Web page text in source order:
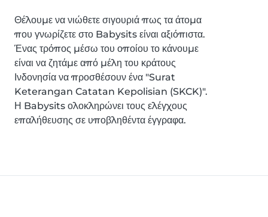
Θέλουμε να νιώθετε σιγουριά πως τα άτομα
που γνωρίζετε στο Babysits είναι αξιόπιστα.
Ένας τρόπος μέσω του οποίου το κάνουμε
είναι να ζητάμε από μέλη του κράτους
Ινδονησία να προσθέσουν ένα "Surat
Keterangan Catatan Kepolisian (SKCK)".
Η Babysits ολοκληρώνει τους ελέγχους
επαλήθευσης σε υποβληθέντα έγγραφα.